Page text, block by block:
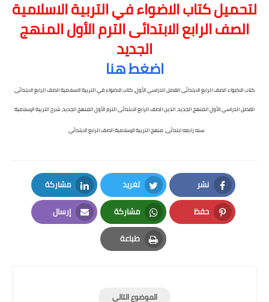
لتحميل كتاب الاضواء في التربية الاسلامية
الصف الرابع الابتدائى الترم الأول المنهج
الجديد
اضغط هنا
كتاب الاضواء الصف الرابع الابتدائى الفصل الدراسي الأول، كتاب الاضواء في التربية الاسلامية الصف الرابع الابتدائى
الفصل الدراسي الأول المنهج الجديد، الدين الصف الرابع الابتدائى الترم الأول المنهج الجديد، شرح التربية الإسلامية
سنه رابعه ابتدائى، منهج التربية الإسلامية الصف الرابع الابتدائي
نشر
Facebook
تغريد
Twitter
مشاركة
LinkedIn
حفظ
Pinterest
مشاركة
Whatsapp
إرسال
Email
طباعة
Print
الموضوع التالي